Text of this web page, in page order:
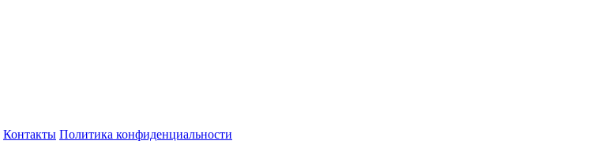
Контакты Политика конфиденциальности